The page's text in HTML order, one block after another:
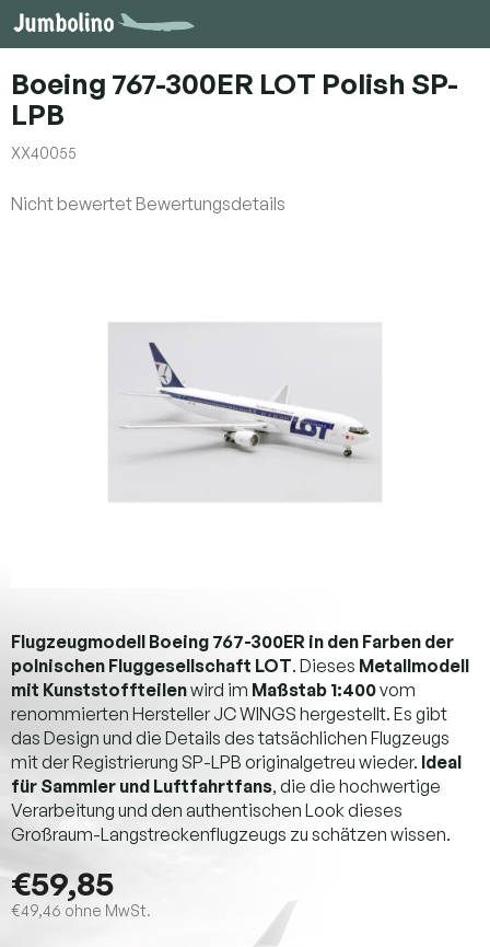
Zum
Inhalt
Boeing 767-300ER LOT Polish SP-
LPB
XX40055
Die
Nicht bewertet Bewertungsdetails
€59,85
€49,46 ohne MwSt.
Flugzeugmodell Boeing 767-300ER in den Farben der
polnischen Fluggesellschaft LOT. Dieses Metallmodell
mit Kunststoffteilenwird im Maßstab 1:400vom
renommierten Hersteller JC WINGS hergestellt. Es gibt
das Design und die Details des tatsächlichen Flugzeugs
mit der Registrierung SP-LPB originalgetreu wieder. Ideal
für Sammler und Luftfahrtfans, die die hochwertige
Verarbeitung und den authentischen Look dieses
Großraum-Langstreckenflugzeugs zu schätzen wissen.